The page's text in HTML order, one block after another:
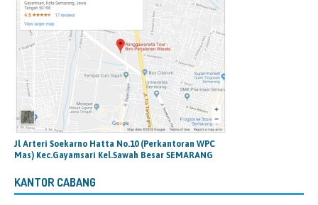
Jl Arteri Soekarno Hatta No.10 (Perkantoran WPC
Mas) Kec.Gayamsari Kel.Sawah Besar SEMARANG
KANTOR CABANG